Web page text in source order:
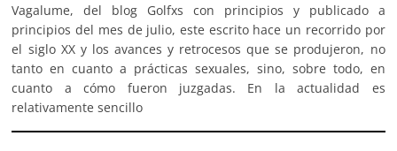
Vagalume, del blog Golfxs con principios y publicado a
principios del mes de julio, este escrito hace un recorrido por
el siglo XX y los avances y retrocesos que se produjeron, no
tanto en cuanto a prácticas sexuales, sino, sobre todo, en
cuanto a cómo fueron juzgadas. En la actualidad es
relativamente sencillo